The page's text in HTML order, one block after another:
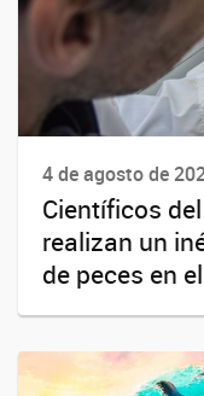
4 de agosto de
Científicos
realizan un
de peces en